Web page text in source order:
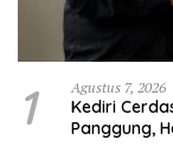
1 Agustus 7, 2026
Kediri
Panggung,